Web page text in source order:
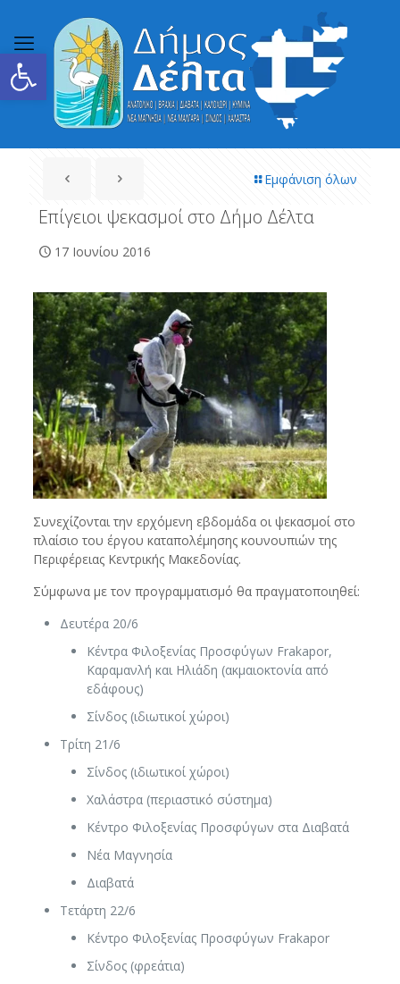
Ανοίξτε τη γραμμή εργαλείων
Εμφάνιση όλων
Επίγειοι ψεκασμοί στο Δήμο Δέλτα
17 Ιουνίου 2016
Συνεχίζονται την ερχόμενη εβδομάδα οι ψεκασμοί στο
πλαίσιο του έργου καταπολέμησης κουνουπιών της
Περιφέρειας Κεντρικής Μακεδονίας.
Σύμφωνα με τον προγραμματισμό θα πραγματοποιηθεί:
Δευτέρα 20/6
Κέντρα Φιλοξενίας Προσφύγων Frakapor,
Καραμανλή και Ηλιάδη (ακμαιοκτονία από
εδάφους)
Σίνδος (ιδιωτικοί χώροι)
Τρίτη 21/6
Σίνδος (ιδιωτικοί χώροι)
Χαλάστρα (περιαστικό σύστημα)
Κέντρο Φιλοξενίας Προσφύγων στα Διαβατά
Νέα Μαγνησία
Διαβατά
Τετάρτη 22/6
Κέντρο Φιλοξενίας Προσφύγων Frakapor
Σίνδος (φρεάτια)